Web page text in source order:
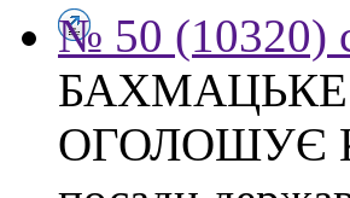
№ 50 (10320)
БАХМАЦЬКЕ
ОГОЛОШУЄ